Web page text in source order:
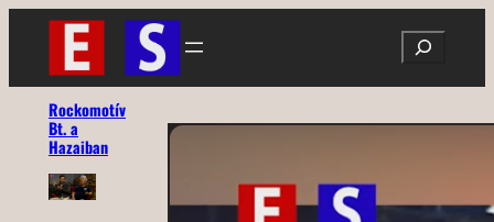
Ugrás
tartalomhoz
Search
Rockomotív
Bt. a
Hazaiban